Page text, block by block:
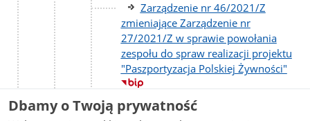
Zarządzenie nr 46/2021/Z
zmieniające Zarządzenie nr
27/2021/Z w sprawie powołania
zespołu do spraw realizacji projektu
"Paszportyzacja Polskiej Żywności"
Zarządzenie nr 49/2021/Z
Dbamy o Twoją prywatność